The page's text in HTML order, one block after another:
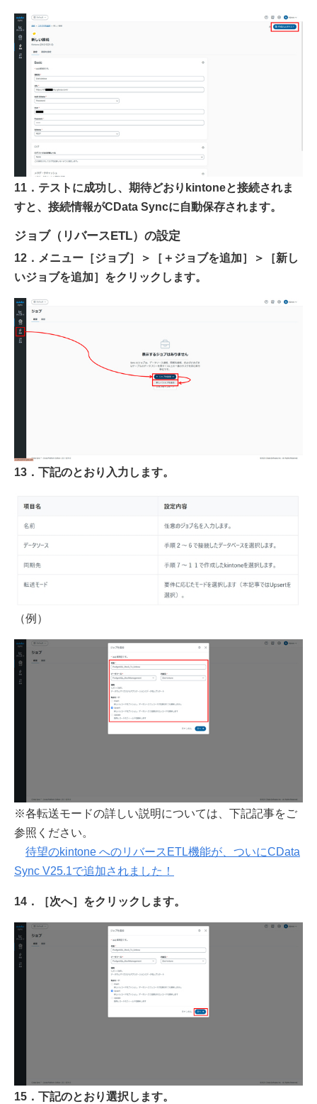
11．テストに成功し、期待どおりkintoneと接続されま
すと、接続情報がCData Syncに自動保存されます。
ジョブ（リバースETL）の設定
12．メニュー［ジョブ］＞［＋ジョブを追加］＞［新し
いジョブを追加］をクリックします。
13．下記のとおり入力します。
（例）
※各転送モードの詳しい説明については、下記記事をご
参照ください。
待望のkintone へのリバースETL機能が、ついにCData
Sync V25.1で追加されました！
14．［次へ］をクリックします。
15．下記のとおり選択します。